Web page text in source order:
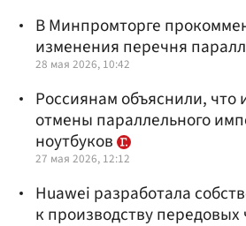
В Минпромторге
изменения перечня
28 мая 2026, 10:42
Россиянам объяснили, что
отмены параллельного
ноутбуков
27 мая 2026, 12:12
Huawei разработала
к производству передовых